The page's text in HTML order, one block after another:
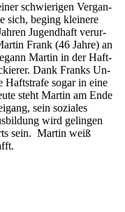
schwie­ri­gen Ver­gan­
sich, beging klei­nere
Ju­gendhaft ver­ur­
Frank (46 Jahre) an
Mar­tin in der Haft­
Dank Franks Un­
Haft­strafe sogar in eine
steht Mar­tin am Ende
sein so­ziales
wird ge­lingen
sein. Mar­tin weiß